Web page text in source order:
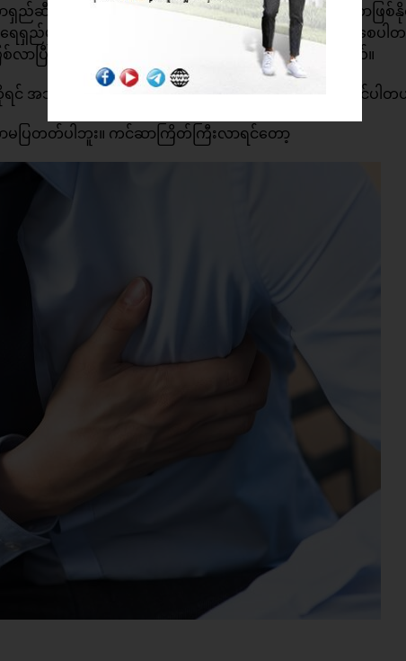
ည်ဆီးချို ရောဂါရှင်တွေက သာမန်လူထက် အသည်းကင်ဆာဖြစ်နို
ည်မှာ အသည်းခြောက်တာ၊ အသည်းအဆီဖုံးတာကို ဖြစ်စေပါ
ာပြီး ဒါကိုစားမိတဲ့အခါ အသည်းကင်ဆာဖြစ်တတ်ပါတယ်။
ရင် အသည်းဆဲလ်တွေပျက်စီးပြီး အသည်းကင်ဆာဖြစ်လာနိုင်ပါတ
ြတတ်ပါဘူး။ ကင်ဆာကြိတ်ကြီးလာရင်တော့